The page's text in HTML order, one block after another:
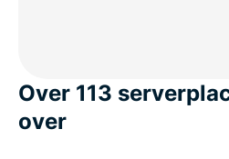
Over 113
over